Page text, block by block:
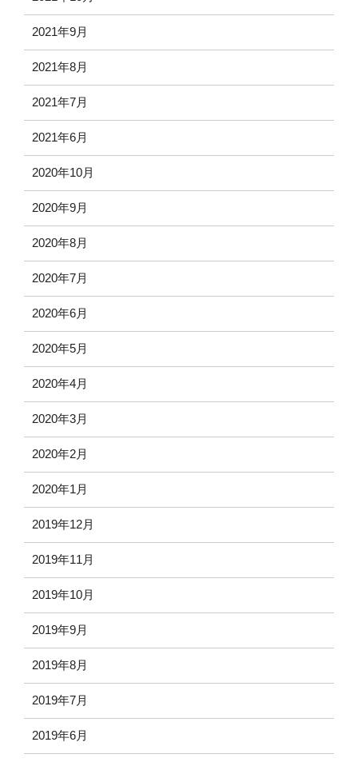
2021年9月
2021年8月
2021年7月
2021年6月
2020年10月
2020年9月
2020年8月
2020年7月
2020年6月
2020年5月
2020年4月
2020年3月
2020年2月
2020年1月
2019年12月
2019年11月
2019年10月
2019年9月
2019年8月
2019年7月
2019年6月